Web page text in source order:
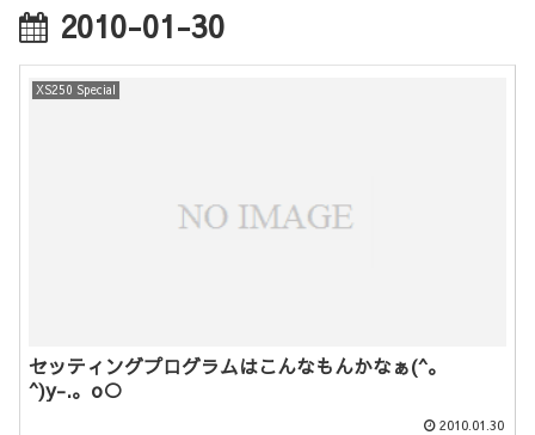
2010-01-30
XS250 Special
セッティングプログラムはこんなもんかなぁ(^。
^)y-.。o○
2010.01.30